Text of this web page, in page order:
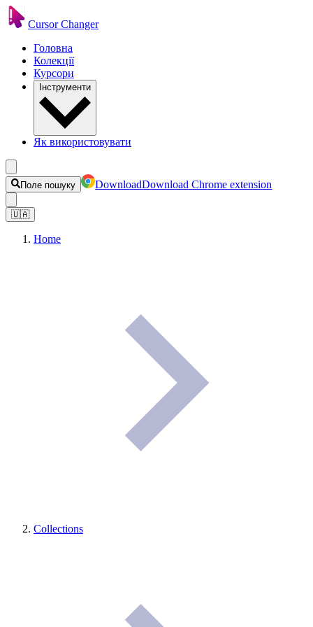
Cursor Changer
Головна
Колекції
Курсори
Інструменти
Як використовувати
Поле пошуку DownloadDownload Chrome extension
🇺🇦
Home
Collections